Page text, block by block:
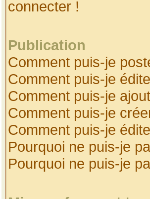
connecter !
Publication
Comment puis-je
Comment puis-je
Comment puis-je
Comment puis-je
Comment puis-je
Pourquoi ne puis-je
Pourquoi ne puis-je